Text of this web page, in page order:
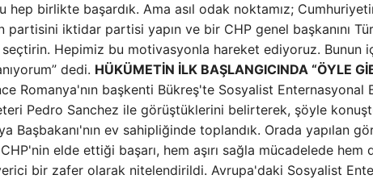
hep birlikte başardık. Ama asıl odak noktamız;
partisini iktidar partisi yapın ve bir CHP genel başkanını
Hepimiz bu motivasyonla hareket ediyoruz. Bunun
dedi. HÜKÜMETİN İLK BAŞLANGICINDA “ÖYLE
Romanya'nın başkenti Bükreş'te Sosyalist Enternasyonal
Pedro Sanchez ile görüştüklerini belirterek, şöyle
Başbakanı'nın ev sahipliğinde toplandık. Orada yapılan
elde ettiği başarı, hem aşırı sağla mücadelede hem
bir zafer olarak nitelendirildi. Avrupa'daki Sosyalist